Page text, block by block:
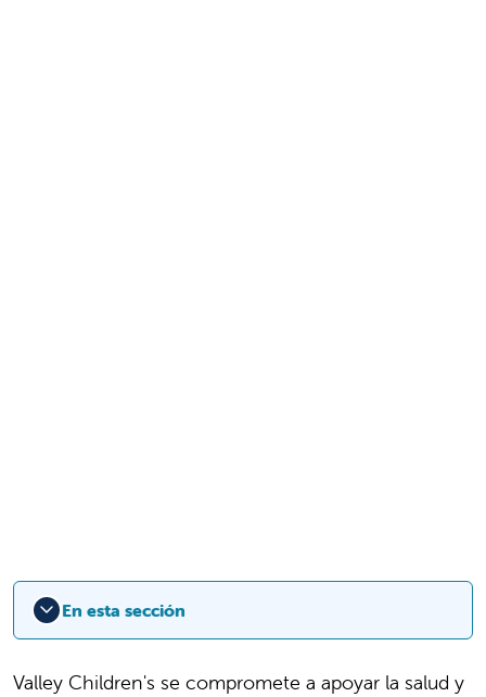
En esta sección
Valley Children's se compromete a apoyar la salud y